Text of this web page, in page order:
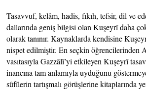
Tasavvuf, kelâm, hadis, fıkıh, tefsir, dil ve
dallarında geniş bilgisi olan Kuşeyrî daha
olarak tanınır. Kaynaklarda kendisine
nispet edilmiştir. En seçkin öğrencilerinden
vasıtasıyla Gazzâlî’yi etkileyen Kuşeyrî
inancına tam anlamıyla uyduğunu
sûfîlerin tartışmalı görüşlerine kitaplarında